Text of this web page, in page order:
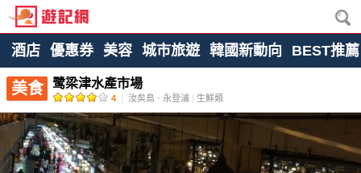
酒店 優惠券 美容 城市旅遊 韓國新動向 BEST推薦
美食 鹭梁津水產市場
4 | 汝矣島ㆍ永登浦 | 生鮮類